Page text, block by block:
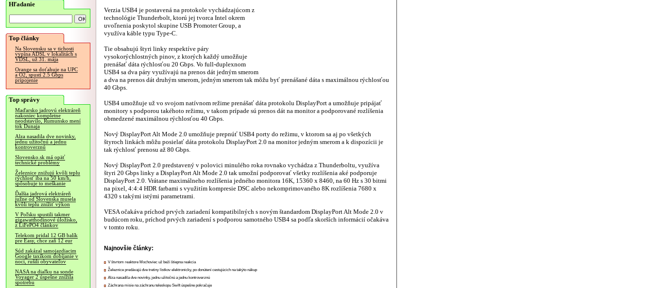
Hľadanie
Top články
Na Slovensku sa v tichosti
vypína ADSL v lokalitách s
VDSL, už 31. mája
Orange sa doťahuje na UPC
a O2, spustí 2.5 Gbps
pripojenie
Top správy
Maďarsko jadrovú elektráreň
nakoniec kompletne
neodstavilo, Rumunsko mení
tok Dunaja
Alza nasadila dve novinky,
jednu užitočnú a jednu
kontroverznú
Slovensko.sk má opäť
technické problémy
Železnice znižujú kvôli teplu
rýchlosť iba na 50 km/h,
spôsobuje to meškanie
Ďalšia jadrová elektráreň
južne od Slovenska musela
kvôli teplu znížiť výkon
V Poľsku spustili takmer
gigawatthodinové úložisko,
z LiFePO4 článkov
Telekom pridal 12 GB balík
pre Easy, chce zaň 12 eur
Súd zakázal samojazdiacim
Google taxíkom dobíjanie v
noci, rušili obyvateľov
NASA na diaľku na sonde
Voyager 2 úspešne znížila
spotrebu
Verzia USB4 je postavená na protokole vychádzajúcom z
technológie Thunderbolt, ktorú jej tvorca Intel okrem
uvoľnenia poskytol skupine USB Promoter Group, a
využíva káble typu Type-C.
Tie obsahujú štyri linky respektíve páry
vysokorýchlostných pinov, z ktorých každý umožňuje
prenášať dáta rýchlosťou 20 Gbps. Vo full-duplexnom
USB4 sa dva páry využívajú na prenos dát jedným smerom
a dva na prenos dát druhým smerom, jedným smerom tak môžu byť prenášané dáta s maximálnou rýchlosťou
40 Gbps.
USB4 umožňuje už vo svojom natívnom režime prenášať dáta protokolu DisplayPort a umožňuje pripájať
monitory s podporou takéhoto režimu, v takom prípade sú prenos dát na monitor a podporované rozlíšenia
obmedzené maximálnou rýchlosťou 40 Gbps.
Nový DisplayPort Alt Mode 2.0 umožňuje prepnúť USB4 porty do režimu, v ktorom sa aj po všetkých
štyroch linkách môžu posielať dáta protokolu DisplayPort 2.0 na monitor jedným smerom a k dispozícii je
tak rýchlosť prenosu až 80 Gbps.
Nový DisplayPort 2.0 predstavený v polovici minulého roka rovnako vychádza z Thunderboltu, využíva
štyri 20 Gbps linky a DisplayPort Alt Mode 2.0 tak umožní podporovať všetky rozlíšenia aké podporuje
DisplayPort 2.0. Vrátane maximálneho rozlíšenia jedného monitora 16K, 15360 x 8460, na 60 Hz s 30 bitmi
na pixel, 4:4:4 HDR farbami s využitím kompresie DSC alebo nekomprimovaného 8K rozlíšenia 7680 x
4320 s takými istými parametrami.
VESA očakáva príchod prvých zariadení kompatibilných s novým štandardom DisplayPort Alt Mode 2.0 v
budúcom roku, príchod prvých zariadení s podporou samotného USB4 sa podľa skorších informácií očakáva
v tomto roku.
Najnovšie články:
V štvrtom reaktore Mochoviec už beží štiepna reakcia
Železnice predávajú dve tretiny lístkov elektronicky, po donútení cestujúcich na takýto nákup
Alza nasadila dve novinky, jednu užitočnú a jednu kontroverznú
Záchrana misie na záchranu teleskopu Swift úspešne pokračuje